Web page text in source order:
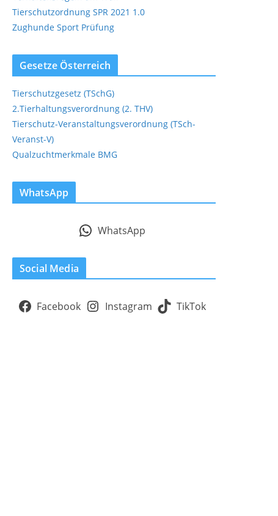
Tierschutzordnung SPR 2021 1.0
Zughunde Sport Prüfung
Gesetze Österreich
Tierschutzgesetz (TSchG)
2.Tierhaltungsverordnung (2. THV)
Tierschutz-Veranstaltungsverordnung (TSch-
Veranst-V)
Qualzuchtmerkmale BMG
WhatsApp
WhatsApp
Social Media
Facebook Instagram TikTok